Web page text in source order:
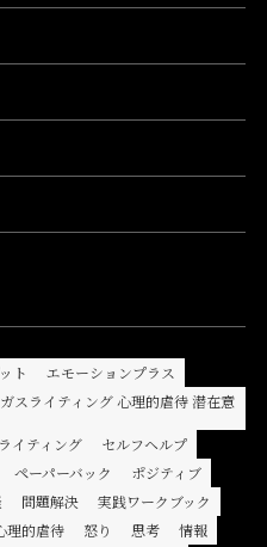
ト
エモーションプラス
スライティング 心理的虐待 潜在意
イティング
セルフヘルプ
ペーパーバック
ポジティブ
問題解決
実践ワークブック
理的虐待 怒り 思考
情報